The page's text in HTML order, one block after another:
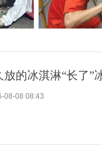
的冰淇淋“长了”
08-08 08:43